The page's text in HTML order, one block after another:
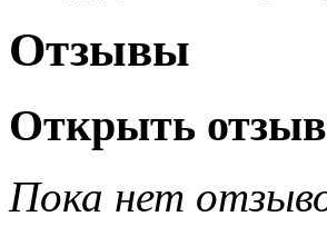
Отзывы
Открыть
Пока нет